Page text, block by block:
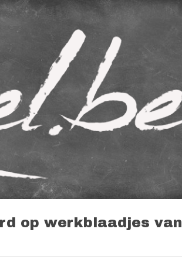
op werkblaadjes van